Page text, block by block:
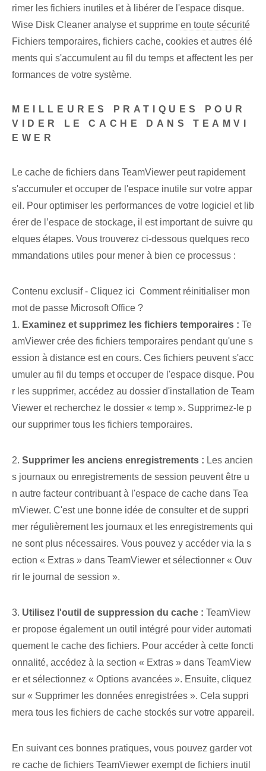
rimer les fichiers inutiles et à libérer de l'espace disque.
Wise Disk Cleaner analyse et supprime en toute sécurité
Fichiers temporaires, fichiers cache, cookies et autres élé
ments qui s'accumulent au fil du temps et affectent les per
formances de votre système.
MEILLEURES PRATIQUES POUR
VIDER LE CACHE DANS TEAMVI
EWER
Le cache de fichiers dans TeamViewer peut rapidement
s'accumuler et occuper de l'espace inutile sur votre appar
eil. Pour optimiser les performances de votre logiciel et lib
érer de l’espace de stockage, il est important de suivre qu
elques étapes. Vous trouverez ci-dessous quelques reco
mmandations utiles pour mener à bien ce processus :
Contenu exclusif - Cliquez ici Comment réinitialiser mon
mot de passe Microsoft Office ?
1. Examinez et supprimez les fichiers temporaires : Te
amViewer crée des fichiers temporaires pendant qu'une s
ession à distance est en cours. Ces fichiers peuvent s'acc
umuler au fil du temps et occuper de l'espace disque. Pou
r les supprimer, accédez au dossier d'installation de Team
Viewer et recherchez le dossier « temp ». Supprimez-le p
our supprimer tous les fichiers temporaires.
2. Supprimer les anciens enregistrements : Les ancien
s journaux ou enregistrements de session peuvent être u
n autre facteur contribuant à l'espace de cache dans Tea
mViewer. C'est une bonne idée de consulter et de suppri
mer régulièrement les journaux et les enregistrements qui
ne sont plus nécessaires. Vous pouvez y accéder via la s
ection « Extras » dans TeamViewer et sélectionner « Ouv
rir le journal de session ».
3. Utilisez l'outil de suppression du cache : TeamView
er propose également un outil intégré pour vider automati
quement le cache des fichiers. Pour accéder à cette foncti
onnalité, accédez à la section « Extras » dans TeamView
er et sélectionnez « Options avancées ». Ensuite, cliquez
sur « Supprimer les données enregistrées ». Cela suppri
mera tous les fichiers de cache stockés sur votre appareil.
En suivant ces bonnes pratiques, vous pouvez garder vot
re cache de fichiers TeamViewer exempt de fichiers inutil